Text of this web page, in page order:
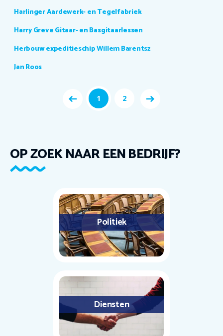
Harlinger Aardewerk- en Tegelfabriek
Harry Greve Gitaar- en Basgitaarlessen
Herbouw expeditieschip Willem Barentsz
Jan Roos
1 2
OP ZOEK NAAR EEN BEDRIJF?
Politiek
Diensten